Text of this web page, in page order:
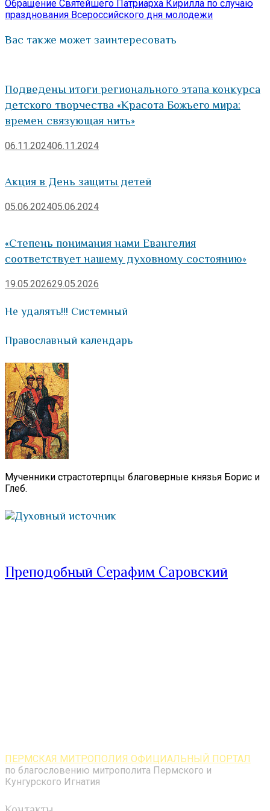
запись:
Обращение Святейшего Патриарха Кирилла по случаю
празднования Всероссийского дня молодежи
Вас также может заинтересовать
Подведены итоги регионального этапа конкурса
детского творчества «Красота Божьего мира:
времен связующая нить»
06.11.202406.11.2024
Акция в День защиты детей
05.06.202405.06.2024
«Степень понимания нами Евангелия
соответствует нашему духовному состоянию»
19.05.202629.05.2026
Не удалять!!! Системный
Православный календарь
Мученники страстотерпцы благоверные князья Борис и
Глеб.
Духовный источник
Преподобный Серафим Саровский
ПЕРМСКАЯ МИТРОПОЛИЯ ОФИЦИАЛЬНЫЙ ПОРТАЛ
по благословению митрополита Пермского и
Кунгурского Игнатия